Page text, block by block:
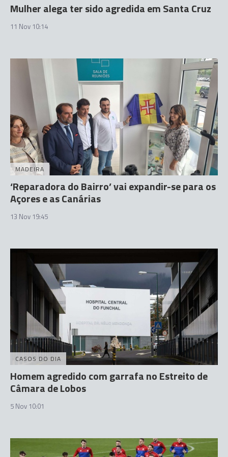
Mulher alega ter sido agredida em Santa Cruz
11 Nov 10:14
MADEIRA
‘Reparadora do Bairro’ vai expandir-se para os
Açores e as Canárias
13 Nov 19:45
CASOS DO DIA
Homem agredido com garrafa no Estreito de
Câmara de Lobos
5 Nov 10:01